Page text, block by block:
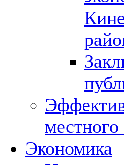
Экономика